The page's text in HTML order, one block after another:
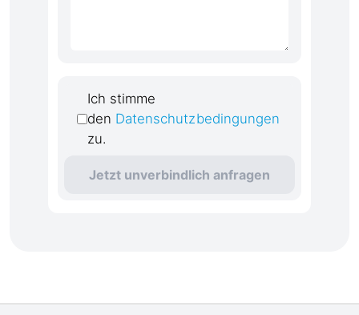
Ich stimme
den Datenschutzbedingungen
zu.
Jetzt unverbindlich anfragen